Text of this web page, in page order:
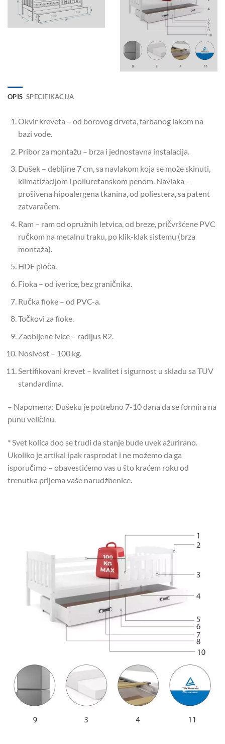
OPIS SPECIFIKACIJA
Okvir kreveta – od borovog drveta, farbanog lakom na
bazi vode.
Pribor za montažu – brza i jednostavna instalacija.
Dušek – debljine 7 cm, sa navlakom koja se može skinuti,
klimatizacijom i poliuretanskom penom. Navlaka –
prošivena hipoalergena tkanina, od poliestera, sa patent
zatvaračem.
Ram – ram od opružnih letvica, od breze, pričvršćene PVC
ručkom na metalnu traku, po klik-klak sistemu (brza
montaža).
HDF ploča.
Fioka – od iverice, bez graničnika.
Ručka fioke – od PVC-a.
Točkovi za fioke.
Zaobljene ivice – radijus R2.
Nosivost – 100 kg.
Sertifikovani krevet – kvalitet i sigurnost u skladu sa TUV
standardima.
– Napomena: Dušeku je potrebno 7-10 dana da se formira na
punu veličinu.
* Svet kolica doo se trudi da stanje bude uvek ažurirano.
Ukoliko je artikal ipak rasprodat i ne možemo da ga
isporučimo – obavestićemo vas u što kraćem roku od
trenutka prijema vaše narudžbenice.